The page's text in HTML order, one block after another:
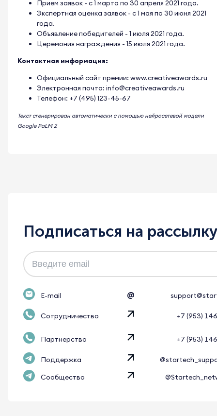
Прием заявок - с 1 марта по 30 апреля 2021 года.
Экспертная оценка заявок - с 1 мая по 30 июня 2021
года.
Объявление победителей - 1 июля 2021 года.
Церемония награждения - 15 июля 2021 года.
Контактная информация:
Официальный сайт премии: www.creativeawards.ru
Электронная почта: info@creativeawards.ru
Телефон: +7 (495) 123-45-67
Текст сгенерирован автоматически с помощью нейросетевой модели
Google PaLM 2
Подписаться на рассылку
E-mail @
Сотрудничество +7 (953)
Партнерство +7 (953)
Поддержка
Сообщество